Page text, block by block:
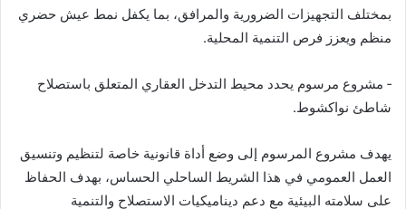
بمختلف التجهيزات الضرورية والمرافق، بما يكفل نمط عيش حضري
منظم ويعزز فرص التنمية المحلية.
‐ مشروع مرسوم يحدد محيط التدخل العقاري المتعلق باستصلاح
شاطئ نواكشوط.
يهدف مشروع المرسوم إلى وضع أداة قانونية خاصة لتنظيم وتنسيق
العمل العمومي في هذا الشريط الساحلي الحساس، بهدف الحفاظ
على سلامته البيئية مع دعم ديناميكيات الاستصلاح والتنمية